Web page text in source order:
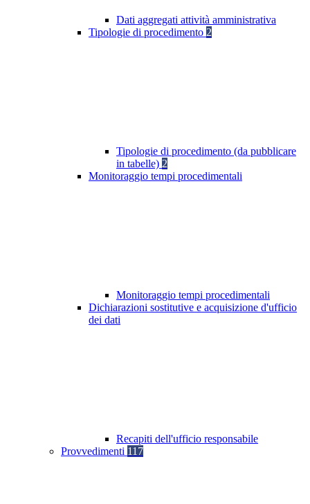
Dati aggregati attività amministrativa
Tipologie di procedimento 2
Tipologie di procedimento (da pubblicare
in tabelle) 2
Monitoraggio tempi procedimentali
Monitoraggio tempi procedimentali
Dichiarazioni sostitutive e acquisizione d'ufficio
dei dati
Recapiti dell'ufficio responsabile
Provvedimenti 117